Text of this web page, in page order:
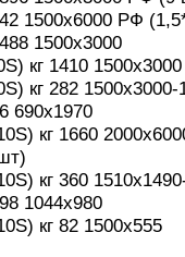
1500х6000 РФ
1500х3000
кг 1410
кг 282
690х1970
кг 1660
кг 360
1044х980
кг 82 1500х555